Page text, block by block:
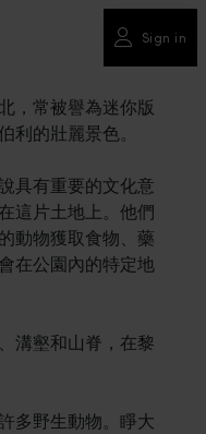
Sign in
，常被譽為迷你版
利的壯麗景色。
具有重要的文化意
這片土地上。他們
動物獲取食物、藥
在公園內的特定地
溝壑和山脊，在黎
多野生動物。睜大